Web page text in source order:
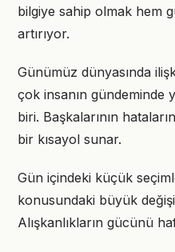
bilgiye sahip olmak hem
artırıyor.
Günümüz dünyasında
çok insanın gündeminde
biri. Başkalarının
bir kısayol sunar.
Gün içindeki küçük
konusundaki büyük
Alışkanlıkların gücünü